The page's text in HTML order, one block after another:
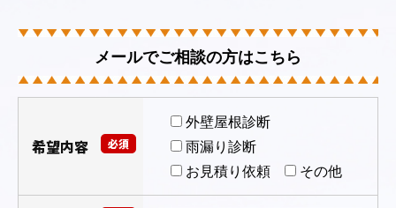
メールでご相談の方はこちら
必須
希望内容
外壁屋根診断
雨漏り診断
お見積り依頼
その他